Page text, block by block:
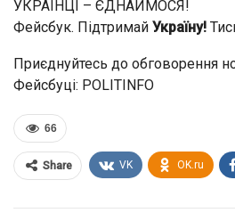
УКРАЇНЦІ – ЄДНАЙМОСЯ!
Фейсбук. Підтримай Україну!
Приєднуйтесь до обговорення
Фейсбуці: POLITINFO
66
Share VK OK.ru